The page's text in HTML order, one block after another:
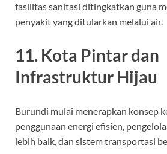
fasilitas sanitasi ditingkatkan guna
penyakit yang ditularkan melalui air.
11. Kota Pintar dan
Infrastruktur Hijau
Burundi mulai menerapkan konsep
penggunaan energi efisien,
lebih baik, dan sistem transportasi